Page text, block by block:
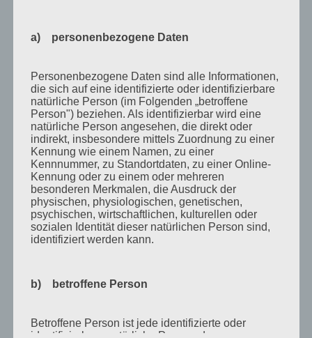
August 2010
Juli 2010
Juni 2010
Mai 2010
April 2010
März 2010
Februar 2010
Januar 2010
Oktober 2009
August 2009
a) personenbezogene Daten
Personenbezogene Daten sind alle Informationen,
die sich auf eine identifizierte oder identifizierbare
natürliche Person (im Folgenden „betroffene
Person") beziehen. Als identifizierbar wird eine
natürliche Person angesehen, die direkt oder
indirekt, insbesondere mittels Zuordnung zu einer
Kennung wie einem Namen, zu einer
Kennnummer, zu Standortdaten, zu einer Online-
Kennung oder zu einem oder mehreren
besonderen Merkmalen, die Ausdruck der
physischen, physiologischen, genetischen,
psychischen, wirtschaftlichen, kulturellen oder
sozialen Identität dieser natürlichen Person sind,
identifiziert werden kann.
b) betroffene Person
Betroffene Person ist jede identifizierte oder
identifizierbare natürliche Person, deren